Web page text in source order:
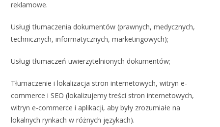
reklamowe.
Usługi tłumaczenia dokumentów (prawnych, medycznych,
technicznych, informatycznych, marketingowych);
Usługi tłumaczeń uwierzytelnionych dokumentów;
Tłumaczenie i lokalizacja stron internetowych, witryn e-
commerce i SEO (lokalizujemy treści stron internetowych,
witryn e-commerce i aplikacji, aby były zrozumiałe na
lokalnych rynkach w różnych językach).